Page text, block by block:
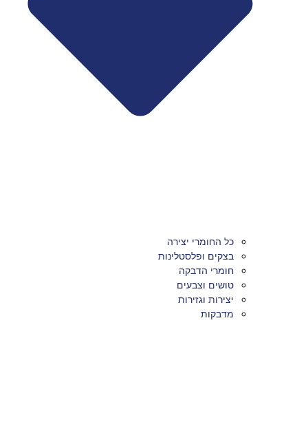
כל החומרי יצירה
בצקים ופלסטלינות
חומרי הדבקה
טושים וצבעים
יצירות וגזירות
מדבקות